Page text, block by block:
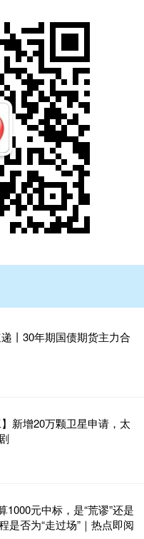
丨30年期国债期货主力合
新增20万颗卫星申请，太
1000元中标，是“荒谬”还是
是否为“走过场”｜热点即阅